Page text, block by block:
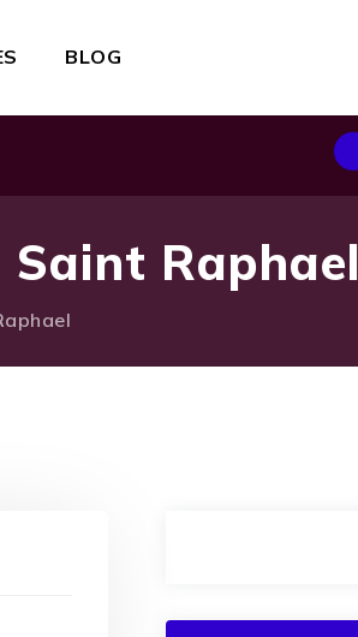
BLOG
Saint Raphael